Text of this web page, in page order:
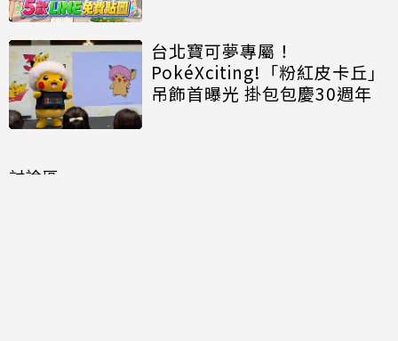
台北寶可夢專屬！
PokéXciting!「粉紅皮卡丘」
吊飾首曝光 掛包包慶30週年
討論區